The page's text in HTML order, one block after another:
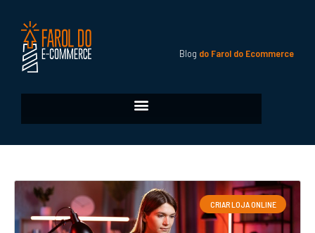
Blog do Farol do Ecommerce
CRIAR LOJA ONLINE